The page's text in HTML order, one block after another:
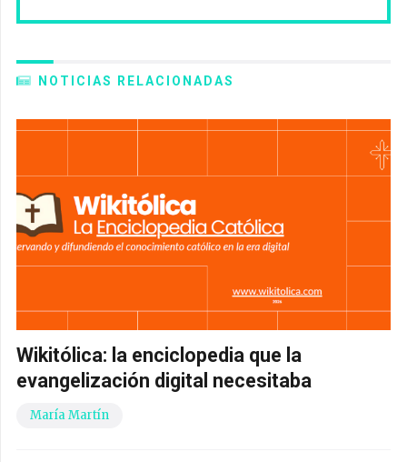
NOTICIAS RELACIONADAS
Wikitólica: la enciclopedia que la
evangelización digital necesitaba
María Martín